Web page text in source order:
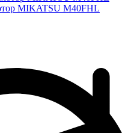
MIKATSU M40FHL